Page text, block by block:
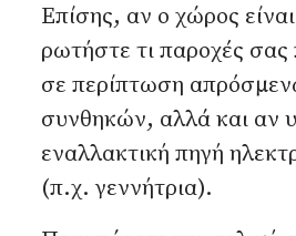
Επίσης, αν ο χώρος
ρωτήστε τι παροχές
σε περίπτωση
συνθηκών, αλλά και αν
εναλλακτική πηγή
(π.χ. γεννήτρια).